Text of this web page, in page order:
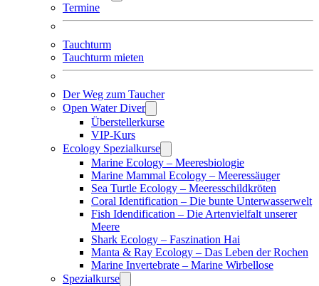
Termine
Tauchturm
Tauchturm mieten
Der Weg zum Taucher
Open Water Diver
Überstellerkurse
VIP-Kurs
Ecology Spezialkurse
Marine Ecology – Meeresbiologie
Marine Mammal Ecology – Meeressäuger
Sea Turtle Ecology – Meeresschildkröten
Coral Identification – Die bunte Unterwasserwelt
Fish Idendification – Die Artenvielfalt unserer
Meere
Shark Ecology – Faszination Hai
Manta & Ray Ecology – Das Leben der Rochen
Marine Invertebrate – Marine Wirbellose
Spezialkurse